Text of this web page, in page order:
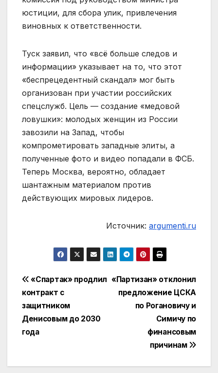
юстиции, для сбора улик, привлечения
виновных к ответственности.
Туск заявил, что «всё больше следов и
информации» указывает на то, что этот
«беспрецедентный скандал» мог быть
организован при участии российских
спецслужб. Цель — создание «медовой
ловушки»: молодых женщин из России
завозили на Запад, чтобы
компрометировать западные элиты, а
полученные фото и видео попадали в ФСБ.
Теперь Москва, вероятно, обладает
шантажным материалом против
действующих мировых лидеров.
Источник: argumenti.ru
Навигация
по
записям
«Партизан» отклонил
предложение ЦСКА
по Рогановичу и
Симичу по
финансовым
причинам
«Спартак» продлил
контракт с
защитником
Денисовым до 2030
года